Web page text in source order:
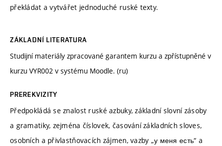
překládat a vytvářet jednoduché ruské texty.
ZÁKLADNÍ LITERATURA
Studijní materiály zpracované garantem kurzu a zpřístupněné v
kurzu VYR002 v systému Moodle. (ru)
PREREKVIZITY
Předpokládá se znalost ruské azbuky, základní slovní zásoby
a gramatiky, zejména číslovek, časování základních sloves,
osobních a přivlastňovacích zájmen, vazby „у меня есть“ a